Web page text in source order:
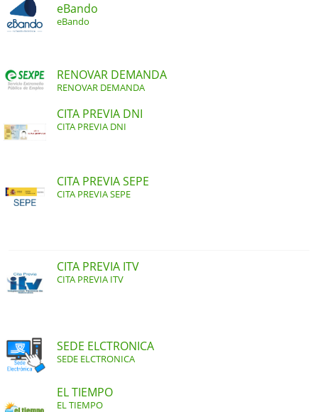
eBando
eBando
RENOVAR DEMANDA
RENOVAR DEMANDA
CITA PREVIA DNI
CITA PREVIA DNI
CITA PREVIA SEPE
CITA PREVIA SEPE
CITA PREVIA ITV
CITA PREVIA ITV
SEDE ELCTRONICA
SEDE ELCTRONICA
EL TIEMPO
EL TIEMPO